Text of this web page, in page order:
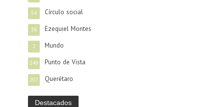
Círculo social
54
Ezequiel Montes
36
Mundo
2
Punto de Vista
149
Querétaro
207
Destacados